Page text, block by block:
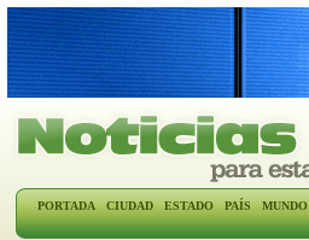
PORTADA CIUDAD ESTADO PAÍS MUNDO